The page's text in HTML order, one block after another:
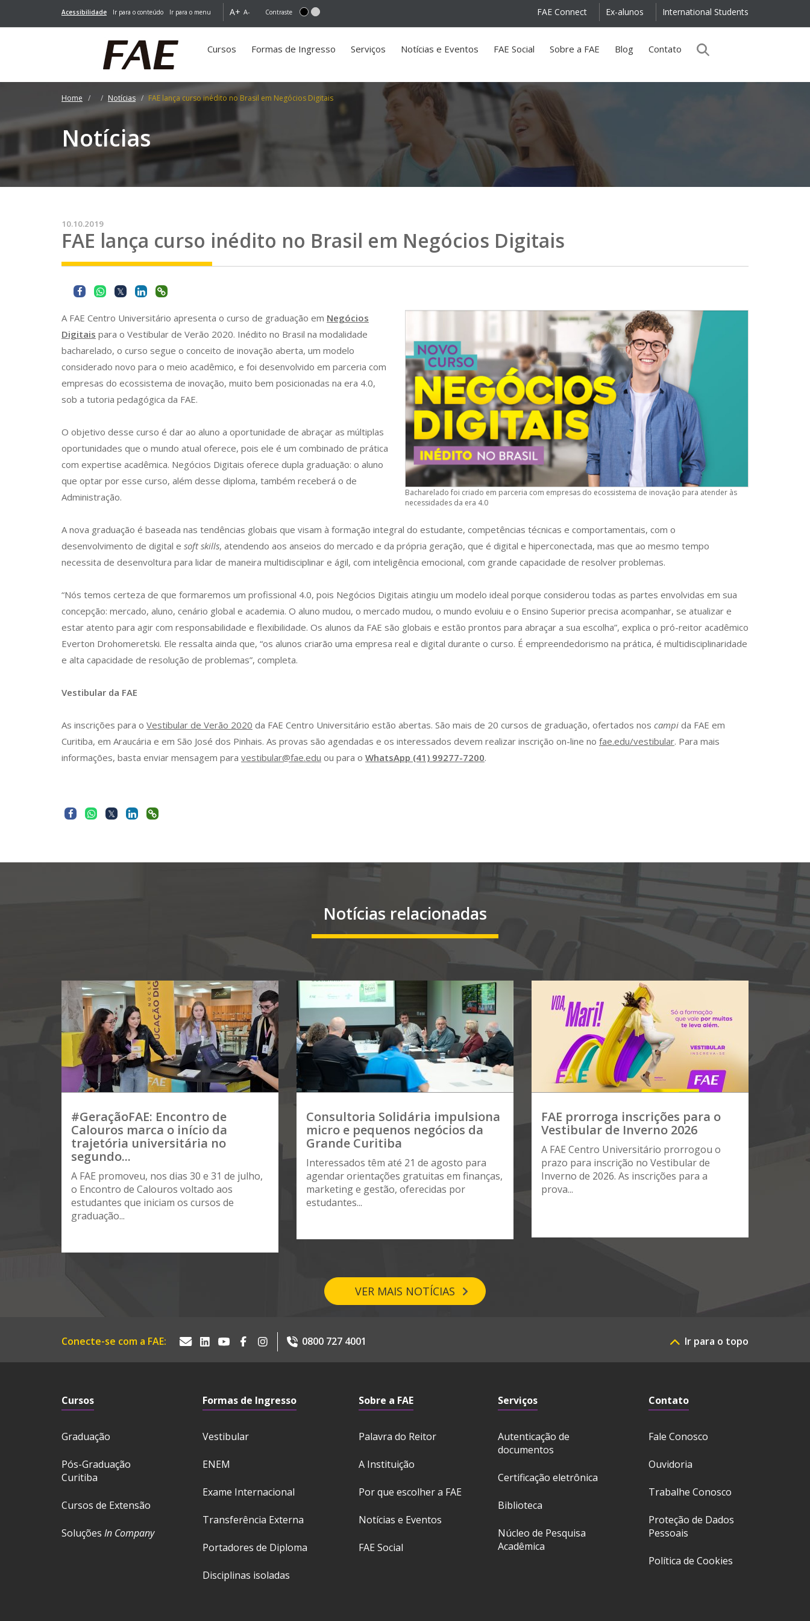
Acessibilidade Ir para o conteúdo Ir para o menu A+ A- Contraste International Students
Ex-alunos
FAE Connect
Cursos Formas de Ingresso Serviços Notícias e Eventos FAE Social Sobre a FAE Blog Contato
Home Notícias FAE lança curso inédito no Brasil em Negócios Digitais
Notícias
10.10.2019
FAE lança curso inédito no Brasil em Negócios Digitais
Bacharelado foi criado em parceria com empresas do ecossistema de inovação para atender às
necessidades da era 4.0
A FAE Centro Universitário apresenta o curso de graduação em Negócios
Digitais para o Vestibular de Verão 2020. Inédito no Brasil na modalidade
bacharelado, o curso segue o conceito de inovação aberta, um modelo
considerado novo para o meio acadêmico, e foi desenvolvido em parceria com
empresas do ecossistema de inovação, muito bem posicionadas na era 4.0,
sob a tutoria pedagógica da FAE.
O objetivo desse curso é dar ao aluno a oportunidade de abraçar as múltiplas
oportunidades que o mundo atual oferece, pois ele é um combinado de prática
com expertise acadêmica. Negócios Digitais oferece dupla graduação: o aluno
que optar por esse curso, além desse diploma, também receberá o de
Administração.
A nova graduação é baseada nas tendências globais que visam à formação integral do estudante, competências técnicas e comportamentais, com o
desenvolvimento de digital e soft skills, atendendo aos anseios do mercado e da própria geração, que é digital e hiperconectada, mas que ao mesmo tempo
necessita de desenvoltura para lidar de maneira multidisciplinar e ágil, com inteligência emocional, com grande capacidade de resolver problemas.
“Nós temos certeza de que formaremos um profissional 4.0, pois Negócios Digitais atingiu um modelo ideal porque considerou todas as partes envolvidas em sua
concepção: mercado, aluno, cenário global e academia. O aluno mudou, o mercado mudou, o mundo evoluiu e o Ensino Superior precisa acompanhar, se atualizar e
estar atento para agir com responsabilidade e flexibilidade. Os alunos da FAE são globais e estão prontos para abraçar a sua escolha”, explica o pró-reitor acadêmico
Everton Drohomeretski. Ele ressalta ainda que, “os alunos criarão uma empresa real e digital durante o curso. É empreendedorismo na prática, é multidisciplinaridade
e alta capacidade de resolução de problemas”, completa.
Vestibular da FAE
As inscrições para o Vestibular de Verão 2020 da FAE Centro Universitário estão abertas. São mais de 20 cursos de graduação, ofertados nos campi da FAE em
Curitiba, em Araucária e em São José dos Pinhais. As provas são agendadas e os interessados devem realizar inscrição on-line no fae.edu/vestibular. Para mais
informações, basta enviar mensagem para vestibular@fae.edu ou para o WhatsApp (41) 99277-7200.
Notícias relacionadas
#GeraçãoFAE: Encontro de
Calouros marca o início da
trajetória universitária no
segundo...
A FAE promoveu, nos dias 30 e 31 de julho,
o Encontro de Calouros voltado aos
estudantes que iniciam os cursos de
graduação...
Consultoria Solidária impulsiona
micro e pequenos negócios da
Grande Curitiba
Interessados têm até 21 de agosto para
agendar orientações gratuitas em finanças,
marketing e gestão, oferecidas por
estudantes...
FAE prorroga inscrições para o
Vestibular de Inverno 2026
A FAE Centro Universitário prorrogou o
prazo para inscrição no Vestibular de
Inverno de 2026. As inscrições para a
prova...
VER MAIS NOTÍCIAS
Conecte-se com a FAE: 0800 727 4001 Ir para o topo
Cursos
Graduação
Pós-Graduação
Curitiba
Cursos de Extensão
Soluções In Company
Formas de Ingresso
Vestibular
ENEM
Exame Internacional
Transferência Externa
Portadores de Diploma
Disciplinas isoladas
Sobre a FAE
Palavra do Reitor
A Instituição
Por que escolher a FAE
Notícias e Eventos
FAE Social
Serviços
Autenticação de
documentos
Certificação eletrônica
Biblioteca
Núcleo de Pesquisa
Acadêmica
Contato
Fale Conosco
Ouvidoria
Trabalhe Conosco
Proteção de Dados
Pessoais
Política de Cookies